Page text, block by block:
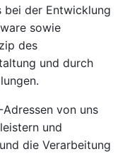
bei der Entwicklung
sowie
des
und durch
von uns
und
die Verarbeitung